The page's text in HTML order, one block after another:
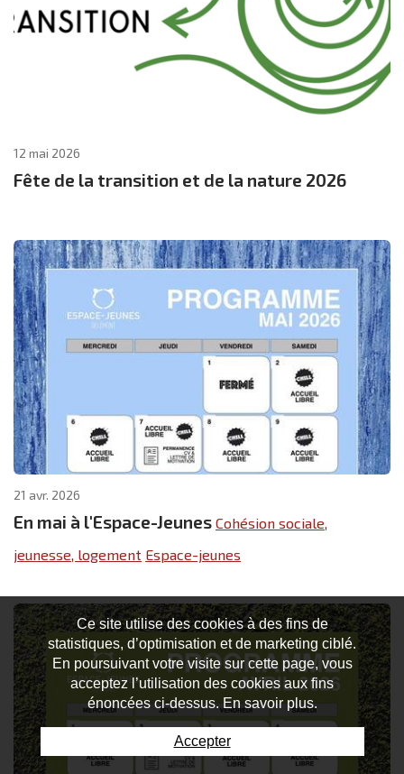
12 mai 2026
Fête de la transition et de la nature 2026
21 avr. 2026
En mai à l'Espace-Jeunes Cohésion sociale,
jeunesse, logement Espace-jeunes
Ce site utilise des cookies à des fins de
statistiques, d’optimisation et de marketing ciblé.
En poursuivant votre visite sur cette page, vous
acceptez l’utilisation des cookies aux fins
énoncées ci-dessus. En savoir plus.
Accepter